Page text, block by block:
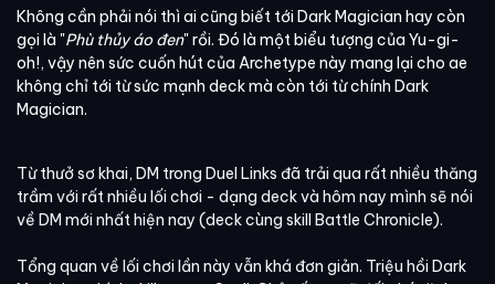
Không cần phải nói thì ai cũng biết tới Dark Magician hay còn
gọi là "Phù thủy áo đen" rồi. Đó là một biểu tượng của Yu-gi-
oh!, vậy nên sức cuốn hút của Archetype này mang lại cho ae
không chỉ tới từ sức mạnh deck mà còn tới từ chính Dark
Magician.
Từ thưở sơ khai, DM trong Duel Links đã trải qua rất nhiều thăng
trầm với rất nhiều lối chơi - dạng deck và hôm nay mình sẽ nói
về DM mới nhất hiện nay (deck cùng skill Battle Chronicle).
Tổng quan về lối chơi lần này vẫn khá đơn giản. Triệu hồi Dark